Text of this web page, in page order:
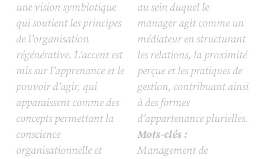
une vision symbiotique
qui soutient les principes
de l’organisation
régénérative. L’accent est
mis sur l’apprenance et le
pouvoir d’agir, qui
apparaissent comme des
concepts permettant la
conscience
organisationnelle et
au sein duquel le
manager agit comme un
médiateur en structurant
les relations, la proximité
perçue et les pratiques de
gestion, contribuant ainsi
à des formes
d’appartenance plurielles.
Mots-clés :
Management de